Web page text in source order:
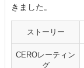
きました。
ストーリー
CEROレーティン
グ